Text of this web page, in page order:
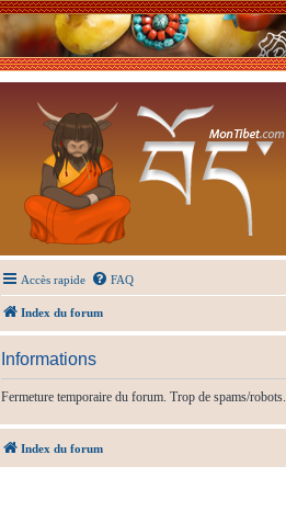
Accès rapide FAQ
Index du forum
Informations
Fermeture temporaire du forum. Trop de spams/robots.
Index du forum